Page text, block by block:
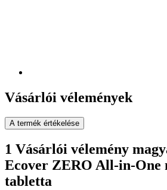
Vásárlói vélemények
A termék értékelése
1 Vásárlói vélemény
Ecover ZERO All-in-One
tabletta